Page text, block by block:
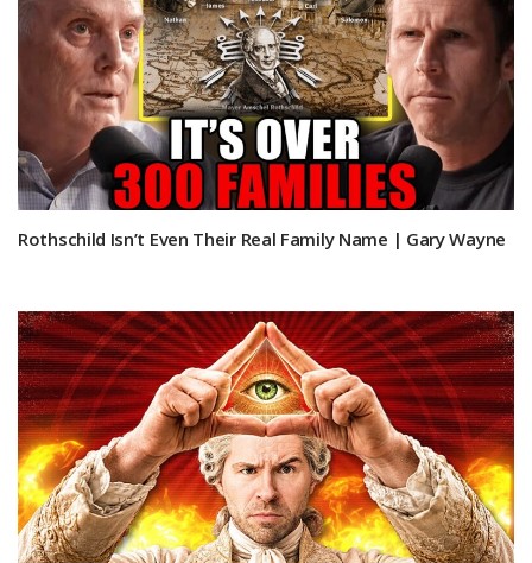
Rothschild Isn’t Even Their Real Family Name | Gary Wayne